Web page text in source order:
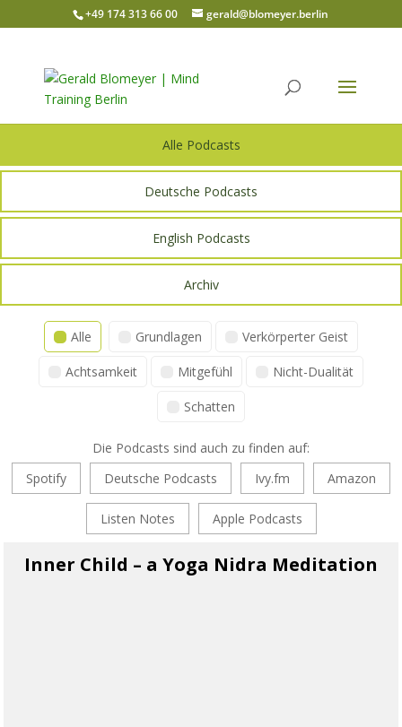
+49 174 313 66 00 gerald@blomeyer.berlin
Alle Podcasts
Deutsche Podcasts
English Podcasts
Archiv
Alle Grundlagen Verkörperter Geist
Achtsamkeit Mitgefühl Nicht-Dualität
Schatten
Die Podcasts sind auch zu finden auf:
Spotify
Deutsche Podcasts Ivy.fm Amazon
Listen Notes Apple Podcasts
Inner Child – a Yoga Nidra Meditation